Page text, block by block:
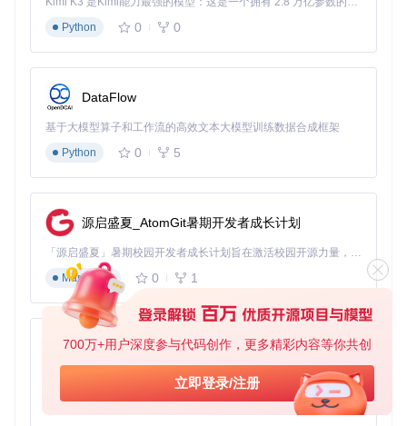
700万+用户深度参与代码创作，更多精彩内容等你共创
立即登录/注册
环境互动系统：实现天气变化对角色外观的动态影响
动作捕捉导入：支持外部动作数据应用于游戏角色
这些模组通过社区平台分享，形成了活跃的创作生态。
技术原理简析
补丁核心采用钩子(Hook)技术实现对游戏进程的增强。Helper
Lib库通过内存注入方式拦截游戏函数调用，在不修改原始程
序的前提下实现功能扩展。这种设计确保了与官方更新的兼容
性，同时为二次开发提供稳定接口。
常见误区解析
误区1
挂式加载，不改变原始游戏程序。
误区2
：安装越多模组性能越好。过量模组会导致内存占用
激增，建议根据硬件条件选择性安装。
误区3：自动更新会消耗大量流量。差量更新机制使实际流
量消耗远低于完整包下载。
性能调优指南：释放硬件潜力
图形设置优化
根据硬件配置调整以下参数可获得最佳体验：
Python
0 0
DataFlow
基于大模型算子和工作流的高效文本大模型训练数据合成框架
Python
0 5
源启盛夏_AtomGit暑期开发者成长计划
「源启盛夏」暑期校园开发者成长计划旨在激活校园开源力量，通过积分激励、认证扶持、资源倾斜等形式，引导高校组织和开发者完成「入驻 — 建项目 — 做贡献 — 获认证 — 得资源」的完整闭环。无论你是想带领社团入驻平台的组织者，还是希望用代码贡献证明自己的开发者，都能在这里找到属于你的成长路径。
Markdown
0 1
py-xiaozhi
基于Python的Xiaozhi AI，适用于想要完整Xiaozhi体验而无需拥有专用硬件的用户。
Python
0 1